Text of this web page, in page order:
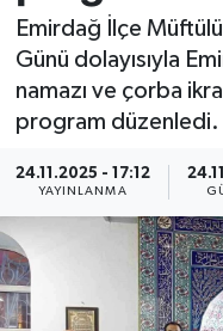
Emirdağ İlçe
Günü dolayısıyla
namazı ve çorba
program düzenledi.
24.11.2025 - 17:12
YAYINLANMA
Resmi İlan
Sağlık
Siyaset
Spor